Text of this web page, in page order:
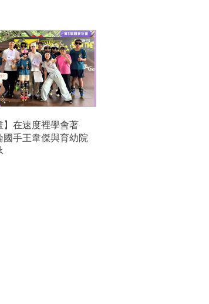
】在速度裡學會著
國手王韋傑與育幼院